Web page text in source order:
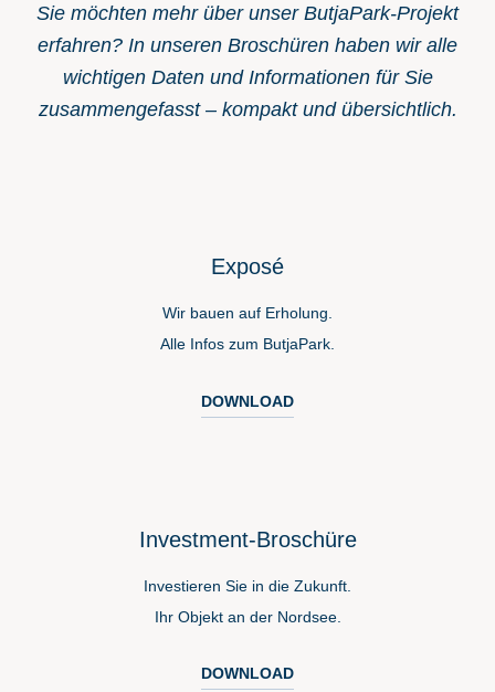
Sie möchten mehr über unser ButjaPark-Projekt
erfahren? In unseren Broschüren haben wir alle
wichtigen Daten und Informationen für Sie
zusammengefasst – kompakt und übersichtlich.
Exposé
Wir bauen auf Erholung.
Alle Infos zum ButjaPark.
DOWNLOAD
Investment-Broschüre
Investieren Sie in die Zukunft.
Ihr Objekt an der Nordsee.
DOWNLOAD